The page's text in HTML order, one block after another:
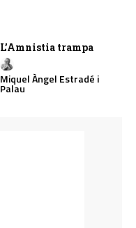
L’Amnistia trampa
Miquel Àngel Estradé i
Palau